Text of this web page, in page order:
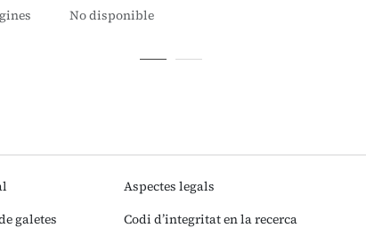
No disponible
galetes
Aspectes legals
Codi d’integritat en la recerca